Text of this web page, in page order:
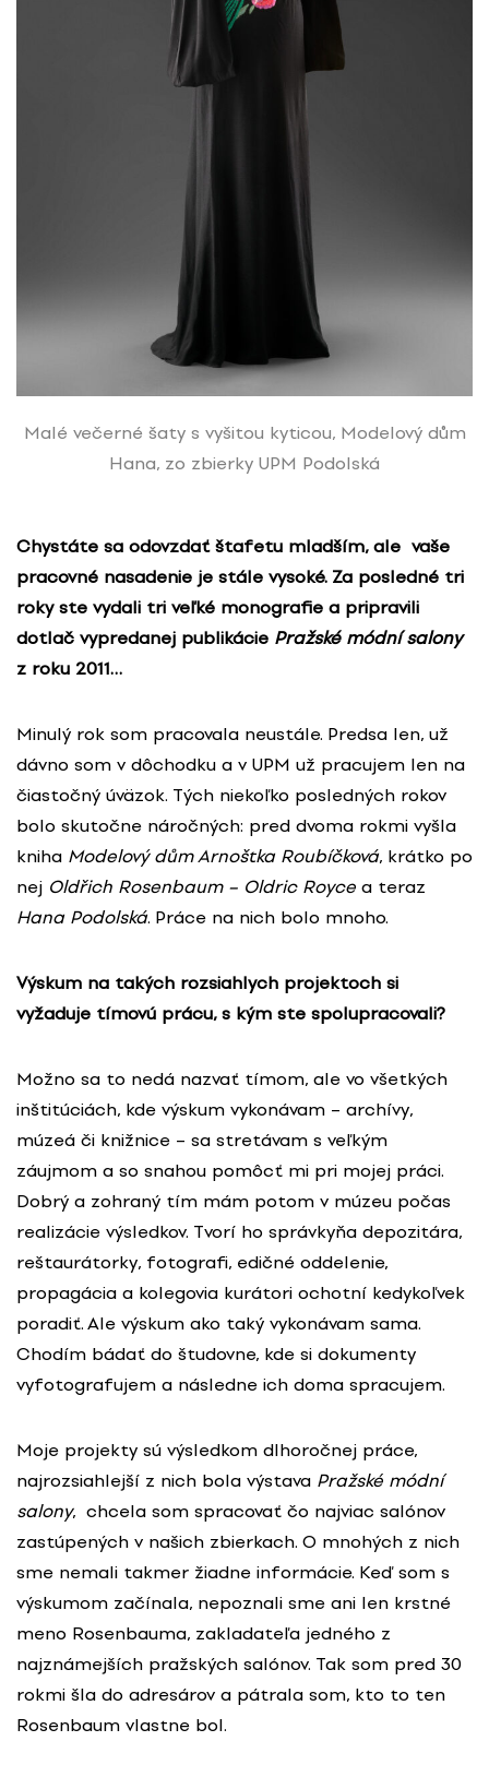
Malé večerné šaty s vyšitou kyticou, Modelový dům
Hana, zo zbierky UPM Podolská
Chystáte sa odovzdať štafetu mladším, ale vaše
pracovné nasadenie je stále vysoké. Za posledné tri
roky ste vydali tri veľké monografie a pripravili
dotlač vypredanej publikácie Pražské módní salony
z roku 2011…
Minulý rok som pracovala neustále. Predsa len, už
dávno som v dôchodku a v UPM už pracujem len na
čiastočný úväzok. Tých niekoľko posledných rokov
bolo skutočne náročných: pred dvoma rokmi vyšla
kniha Modelový dům Arnoštka Roubíčková, krátko po
nej Oldřich Rosenbaum – Oldric Royce a teraz
Hana Podolská. Práce na nich bolo mnoho.
Výskum na takých rozsiahlych projektoch si
vyžaduje tímovú prácu, s kým ste spolupracovali?
Možno sa to nedá nazvať tímom, ale vo všetkých
inštitúciách, kde výskum vykonávam – archívy,
múzeá či knižnice – sa stretávam s veľkým
záujmom a so snahou pomôcť mi pri mojej práci.
Dobrý a zohraný tím mám potom v múzeu počas
realizácie výsledkov. Tvorí ho správkyňa depozitára,
reštaurátorky, fotografi, edičné oddelenie,
propagácia a kolegovia kurátori ochotní kedykoľvek
poradiť. Ale výskum ako taký vykonávam sama.
Chodím bádať do študovne, kde si dokumenty
vyfotografujem a následne ich doma spracujem.
Moje projekty sú výsledkom dlhoročnej práce,
najrozsiahlejší z nich bola výstava Pražské módní
salony, chcela som spracovať čo najviac salónov
zastúpených v našich zbierkach. O mnohých z nich
sme nemali takmer žiadne informácie. Keď som s
výskumom začínala, nepoznali sme ani len krstné
meno Rosenbauma, zakladateľa jedného z
najznámejších pražských salónov. Tak som pred 30
rokmi šla do adresárov a pátrala som, kto to ten
Rosenbaum vlastne bol.